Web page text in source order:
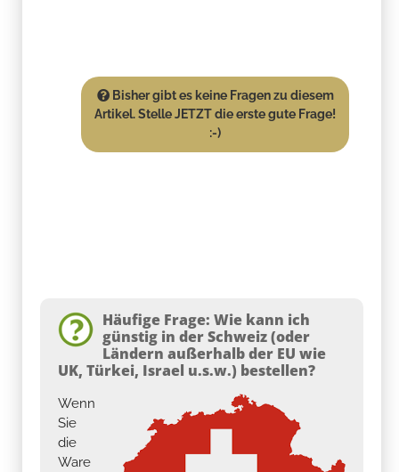
Bisher gibt es keine Fragen zu diesem
Artikel. Stelle JETZT die erste gute Frage!
:-)
Häufige Frage: Wie kann ich
günstig in der Schweiz (oder
Ländern außerhalb der EU wie
UK, Türkei, Israel u.s.w.) bestellen?
Wenn
Sie
die
Ware